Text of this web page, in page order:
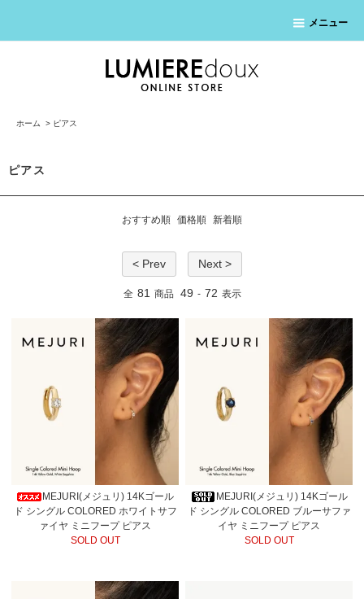
メニュー
ホーム > ピアス
ピアス
おすすめ順 価格順 新着順
< Prev Next >
全 81 商品 49 - 72 表示
MEJURI(メジュリ) 14Kゴール
ド シングル COLORED ホワイトサフ
ァイヤ ミニフープ ピアス
SOLD OUT
MEJURI(メジュリ) 14Kゴール
ド シングル COLORED ブルーサファ
イヤ ミニフープ ピアス
SOLD OUT